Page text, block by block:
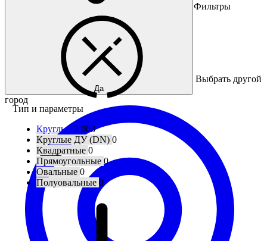
Да
Выбрать другой
город
Фильтры
Тип и параметры
Круглые 2 003
Круглые ДУ (DN) 0
Квадратные 0
Прямоугольные 0
Овальные 0
Полуовальные 0